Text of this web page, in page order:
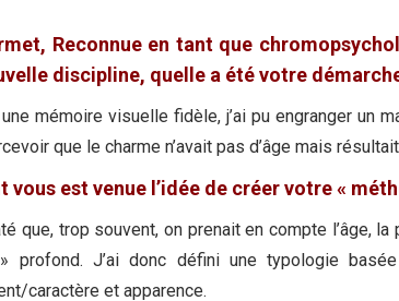
Reconnue en tant que
discipline, quelle a été votre
mémoire visuelle fidèle, j’ai pu engranger un
que le charme n’avait pas d’âge mais
vous est venue l’idée de créer votre «
que, trop souvent, on prenait en compte l’âge,
profond. J’ai donc défini une typologie
caractère et apparence.